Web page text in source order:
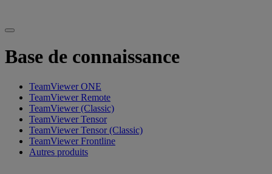
Base de connaissance
TeamViewer ONE
TeamViewer Remote
TeamViewer (Classic)
TeamViewer Tensor
TeamViewer Tensor (Classic)
TeamViewer Frontline
Autres produits